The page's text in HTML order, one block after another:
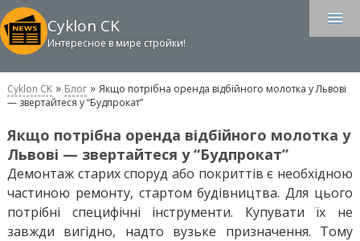
Cyklon CK
Интересное в мире стройки!
Cyklon CK» Блог» Якщо потрібна оренда відбійного молотка у Львові
— звертайтеся у “Будпрокат”
Якщо потрібна оренда відбійного молотка у
Львові — звертайтеся у “Будпрокат”
Демонтаж старих споруд або покриттів є необхідною
частиною ремонту, стартом будівництва. Для цього
потрібні специфічні інструменти. Купувати їх не
завжди вигідно, надто вузьке призначення. Тому